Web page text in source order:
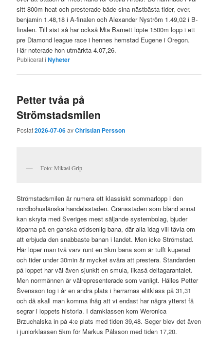
sitt 800m heat och presterade både sina nästbästa tider, ever.
benjamin 1.48,18 i A-finalen och Alexander Nyström 1.49,02 i B-
finalen. Till sist så har också Mia Barnett löpte 1500m lopp i ett
pre Diamond league race i hennes hemstad Eugene i Oregon.
Här noterade hon utmärkta 4.07,26.
Publicerat i Nyheter
Petter tvåa på
Strömstadsmilen
Postat2026-07-06avChristian Persson
Foto: Mikael Grip
Strömstadsmilen är numera ett klassiskt sommarlopp i den
nordbohuslänska handelsstaden. Gränsstaden som bland annat
kan skryta med Sveriges mest säljande systembolag, bjuder
löparna på en ganska otidsenlig bana, där alla idag vill tävla om
att erbjuda den snabbaste banan i landet. Men icke Strömstad.
Här löper man två varv runt en 5km bana som är tufft kuperad
och tider under 30min är mycket svåra att prestera. Standarden
på loppet har väl även sjunkit en smula, likaså deltagarantalet.
Men norrmännen är välrepresenterade som vanligt. Hälles Petter
Svensson tog i år en andra plats i herrarnas elitklass på 31,31
och då skall man komma ihåg att vi endast har några ytterst få
segrar i loppets historia. I damklassen kom Weronica
Brzuchalska in på 4:e plats med tiden 39,48. Seger blev det även
i juniorklassen 5km för Markus Pålsson med tiden 17,20.